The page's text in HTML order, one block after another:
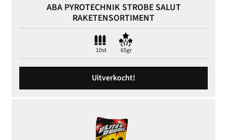
ABA PYROTECHNIK STROBE SALUT
RAKETENSORTIMENT
10st 65gr
Uitverkocht!